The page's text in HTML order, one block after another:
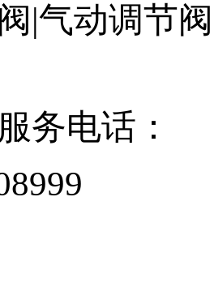
|气动调节
务电话：